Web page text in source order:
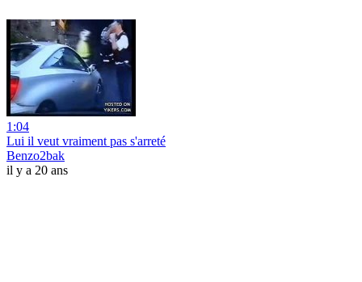
1:04
Lui il veut vraiment pas s'arreté
Benzo2bak
il y a 20 ans